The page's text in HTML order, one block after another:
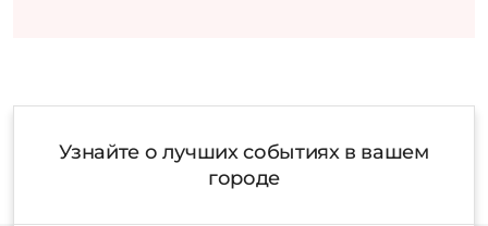
Узнайте о лучших событиях в вашем
городе